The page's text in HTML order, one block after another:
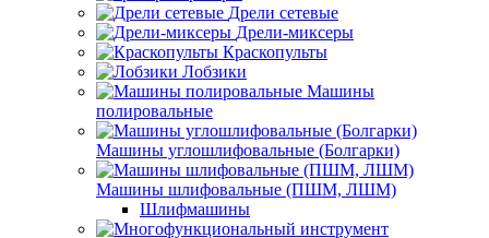
Дрели сетевые
Дрели-миксеры
Краскопульты
Лобзики
Машины
полировальные
Машины углошлифовальные (Болгарки)
Машины шлифовальные (ПШМ, ЛШМ)
Шлифмашины